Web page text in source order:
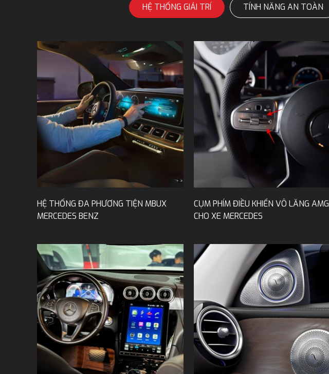
HỆ THỐNG GIẢI TRÍ TÍNH NĂNG AN TOÀN
HỆ THỐNG ĐA PHƯƠNG TIỆN MBUX
MERCEDES BENZ
CỤM PHÍM ĐIỀU KHIỂN VÔ LĂNG AMG
CHO XE MERCEDES